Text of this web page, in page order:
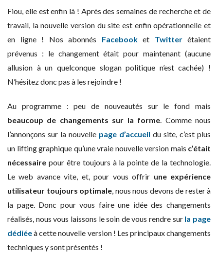
Fiou, elle est enfin là ! Après des semaines de recherche et de
travail, la nouvelle version du site est enfin opérationnelle et
en ligne ! Nos abonnés Facebooket Twitterétaient
prévenus : le changement était pour maintenant (aucune
allusion à un quelconque slogan politique n’est cachée) !
N’hésitez donc pas à les rejoindre !
Au programme : peu de nouveautés sur le fond mais
beaucoup de changements sur la forme. Comme nous
l’annonçons sur la nouvelle page d’accueil du site, c’est plus
un lifting graphique qu’une vraie nouvelle version mais c’était
nécessaire pour être toujours à la pointe de la technologie.
Le web avance vite, et, pour vous offrir une expérience
utilisateur toujours optimale, nous nous devons de rester à
la page. Donc pour vous faire une idée des changements
réalisés, nous vous laissons le soin de vous rendre sur la page
dédiéeà cette nouvelle version ! Les principaux changements
techniques y sont présentés !